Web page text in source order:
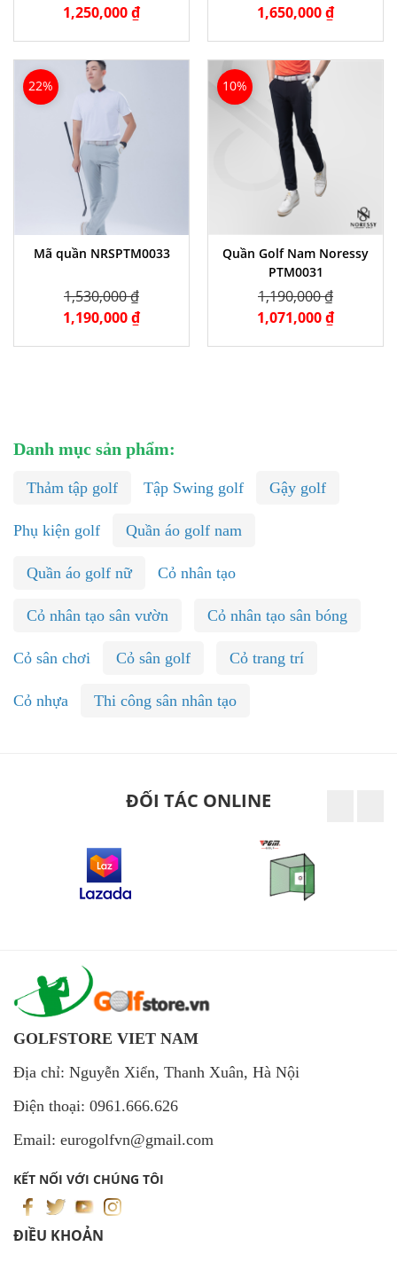
1,250,000 ₫
1,650,000 ₫
22%
Mã quần NRSPTM0033
1,530,000 ₫
1,190,000 ₫
10%
Quần Golf Nam Noressy
PTM0031
1,190,000 ₫
1,071,000 ₫
Danh mục sản phẩm:
Thảm tập golf Tập Swing golf Gậy golf
Phụ kiện golf Quần áo golf nam
Quần áo golf nữ Cỏ nhân tạo
Cỏ nhân tạo sân vườn Cỏ nhân tạo sân bóng
Cỏ sân chơi Cỏ sân golf Cỏ trang trí
Cỏ nhựa Thi công sân nhân tạo
ĐỐI TÁC ONLINE
GOLFSTORE VIET NAM
Địa chỉ: Nguyễn Xiển, Thanh Xuân, Hà Nội
Điện thoại: 0961.666.626
Email: eurogolfvn@gmail.com
KẾT NỐI VỚI CHÚNG TÔI
ĐIỀU KHOẢN